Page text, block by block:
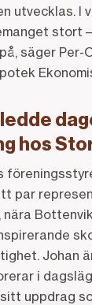
utvecklas. I
stort
säger Per-
hos
par
nära
Johan
i
uppdrag